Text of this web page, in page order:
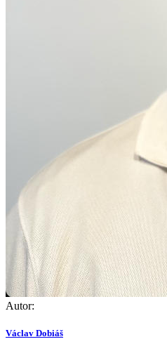
Autor:
Václav Dobiáš